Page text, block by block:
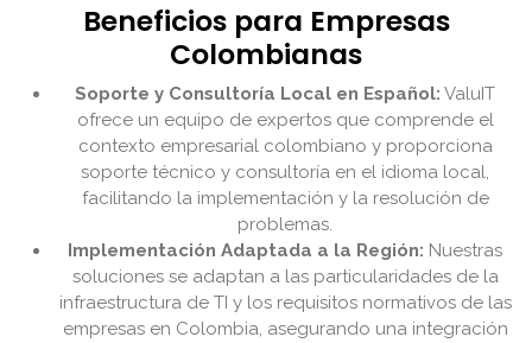
Beneficios para Empresas
Colombianas
Soporte y Consultoría Local en Español: ValuIT
ofrece un equipo de expertos que comprende el
contexto empresarial colombiano y proporciona
soporte técnico y consultoría en el idioma local,
facilitando la implementación y la resolución de
problemas.
Implementación Adaptada a la Región: Nuestras
soluciones se adaptan a las particularidades de la
infraestructura de TI y los requisitos normativos de las
empresas en Colombia, asegurando una integración